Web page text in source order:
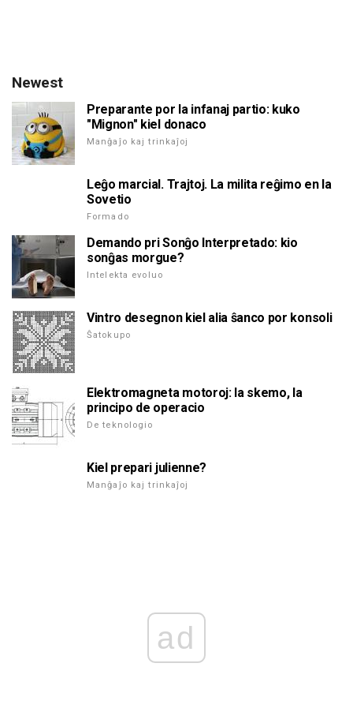
Newest
Preparante por la infanaj partio: kuko
"Mignon" kiel donaco
Manĝaĵo kaj trinkaĵoj
Leĝo marcial. Trajtoj. La milita reĝimo en la
Sovetio
Formado
Demando pri Sonĝo Interpretado: kio
sonĝas morgue?
Intelekta evoluo
Vintro desegnon kiel alia ŝanco por konsoli
Ŝatokupo
Elektromagneta motoroj: la skemo, la
principo de operacio
De teknologio
Kiel prepari julienne?
Manĝaĵo kaj trinkaĵoj
ad